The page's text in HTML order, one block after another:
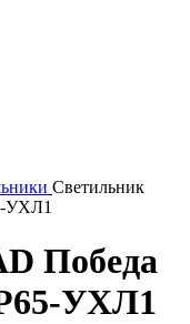
Светильник
УХЛ1
Победа
УХЛ1